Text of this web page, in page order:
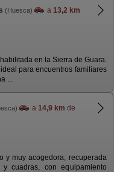
(Huesca) a 13,2 km
en la Sierra de Guara.
para encuentros familiares
...
a 14,9 km de
y muy acogedora, recuperada
cuadras, con equipamiento